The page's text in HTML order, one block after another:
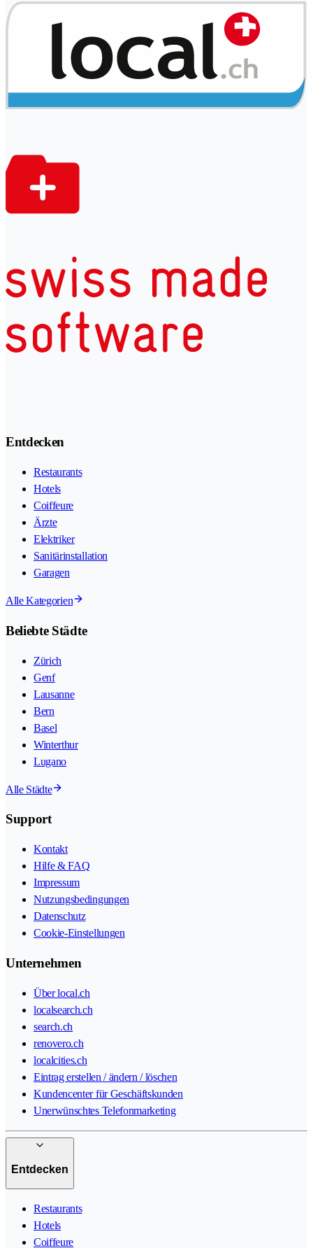
Entdecken
Restaurants
Hotels
Coiffeure
Ärzte
Elektriker
Sanitärinstallation
Garagen
Alle Kategorien
Beliebte Städte
Zürich
Genf
Lausanne
Bern
Basel
Winterthur
Lugano
Alle Städte
Support
Kontakt
Hilfe & FAQ
Impressum
Nutzungsbedingungen
Datenschutz
Cookie-Einstellungen
Unternehmen
Über local.ch
localsearch.ch
search.ch
renovero.ch
localcities.ch
Eintrag erstellen / ändern / löschen
Kundencenter für Geschäftskunden
Unerwünschtes Telefonmarketing
Entdecken
Restaurants
Hotels
Coiffeure